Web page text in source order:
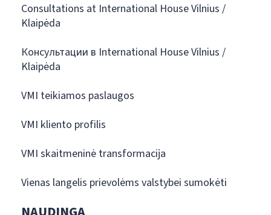
Consultations at International House Vilnius /
Klaipėda
Консультации в International House Vilnius /
Klaipėda
VMI teikiamos paslaugos
VMI kliento profilis
VMI skaitmeninė transformacija
Vienas langelis prievolėms valstybei sumokėti